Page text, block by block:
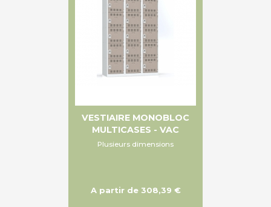
VESTIAIRE MONOBLOC
MULTICASES - VAC
Plusieurs dimensions
A partir de 308,39 €